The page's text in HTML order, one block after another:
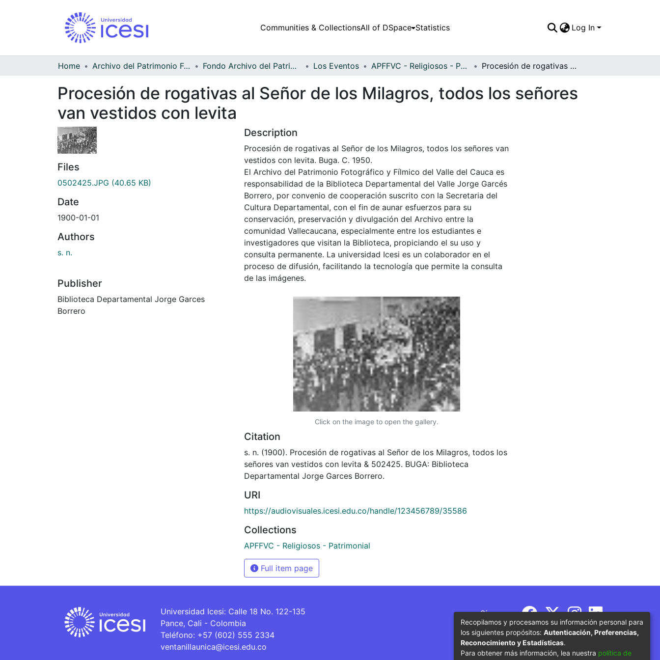
Communities & CollectionsAll of DSpace Statistics Log In
Home Archivo del Patrimonio Fotográfico y Fílmico del Valle del Cauca Fondo Archivo del Patrimonio Fotográfico y Fílmico del Valle del Cauca Los Eventos APFFVC - Religiosos - Patrimonial Procesión de rogativas al Señor de los Milagros, todos los señores van vestidos con levita
Procesión de rogativas al Señor de los Milagros, todos los señores
van vestidos con levita
Files
0502425.JPG (40.65 KB)
Date
1900-01-01
Authors
s. n.
Publisher
Biblioteca Departamental Jorge Garces
Borrero
Description
Procesión de rogativas al Señor de los Milagros, todos los señores van
vestidos con levita. Buga. C. 1950.
El Archivo del Patrimonio Fotográfico y Fílmico del Valle del Cauca es
responsabilidad de la Biblioteca Departamental del Valle Jorge Garcés
Borrero, por convenio de cooperación suscrito con la Secretaria del
Cultura Departamental, con el fin de aunar esfuerzos para su
conservación, preservación y divulgación del Archivo entre la
comunidad Vallecaucana, especialmente entre los estudiantes e
investigadores que visitan la Biblioteca, propiciando el su uso y
consulta permanente. La universidad Icesi es un colaborador en el
proceso de difusión, facilitando la tecnología que permite la consulta
de las imágenes.
Click on the image to open the gallery.
Citation
s. n. (1900). Procesión de rogativas al Señor de los Milagros, todos los
señores van vestidos con levita & 502425. BUGA: Biblioteca
Departamental Jorge Garces Borrero.
URI
https://audiovisuales.icesi.edu.co/handle/123456789/35586
Collections
APFFVC - Religiosos - Patrimonial
Full item page
Universidad Icesi: Calle 18 No. 122-135
Pance, Cali - Colombia
Teléfono: +57 (602) 555 2334
ventanillaunica@icesi.edu.co
Síguenos
Recopilamos y procesamos su información personal para
los siguientes propósitos: Autenticación, Preferencias,
Reconocimiento y Estadísticas.
Para obtener más información, lea nuestra política de